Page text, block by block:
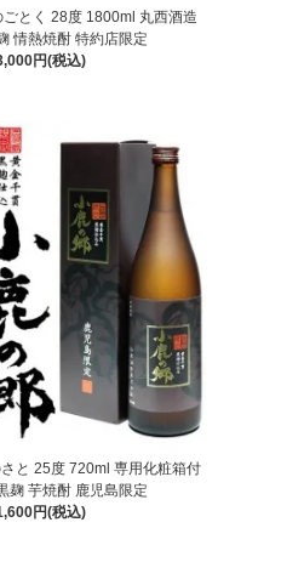
とく 28度 1800ml 丸西酒造
情熱焼酎 特約店限定
円(税込)
と 25度 720ml 専用化粧箱付
麹 芋焼酎 鹿児島限定
円(税込)